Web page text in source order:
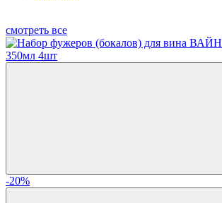
смотреть все
-20%